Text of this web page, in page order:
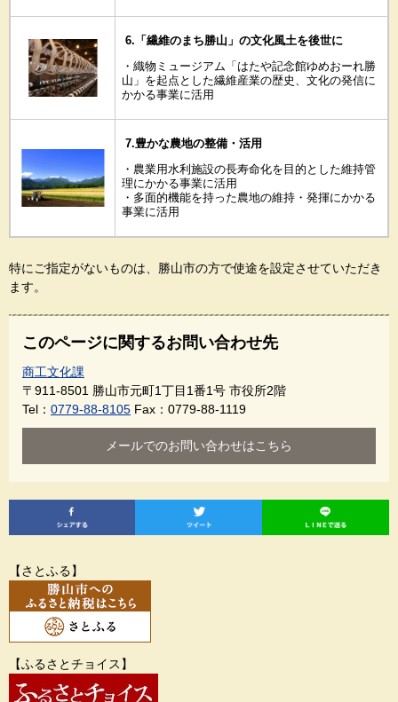
【さとふる】
【ふるさとチョイス】
6.「繊維のまち勝山」の文化風土を後世に
・織物ミュージアム「はたや記念館ゆめおーれ勝
山」を起点とした繊維産業の歴史、文化の発信に
かかる事業に活用
7.豊かな農地の整備・活用
・農業用水利施設の長寿命化を目的とした維持管
理にかかる事業に活用
・多面的機能を持った農地の維持・発揮にかかる
事業に活用
特にご指定がないものは、勝山市の方で使途を設定させていただき
ます。
このページに関するお問い合わせ先
商工文化課
〒911-8501 勝山市元町1丁目1番1号 市役所2階
Tel： 0779-88-8105 Fax：0779-88-1119
メールでのお問い合わせはこちら